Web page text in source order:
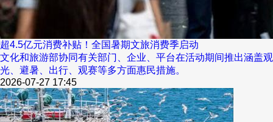
超4.5亿元消费补贴！全国暑期文旅消费季启动
文化和旅游部协同有关部门、企业、平台在活动期间推出涵盖观
光、避暑、出行、观赛等多方面惠民措施。
2026-07-27 17:45